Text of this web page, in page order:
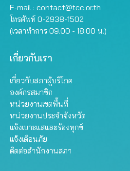
E-mail : contact@tcc.or.th
โทรศัพท์ 0-2938-1502
(เวลาทำการ 09.00 - 18.00 น.)
เกี่ยวกับเรา
เกี่ยวกับสภาผู้บริโภค
องค์กรสมาชิก
หน่วยงานเขตพื้นที่
หน่วยงานประจำจังหวัด
แจ้งเบาะแสและร้องทุกข์
แจ้งเตือนภัย
ติดต่อสำนักงานสภา